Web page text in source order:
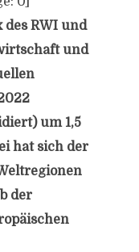
RWI und
und
um 1,5
hat sich der
der